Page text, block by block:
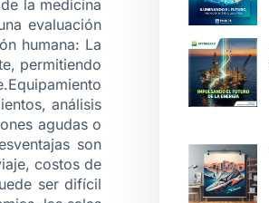
la medicina
evaluación
humana: La
permitiendo
análisis
agudas o
son
costos de
ser difícil